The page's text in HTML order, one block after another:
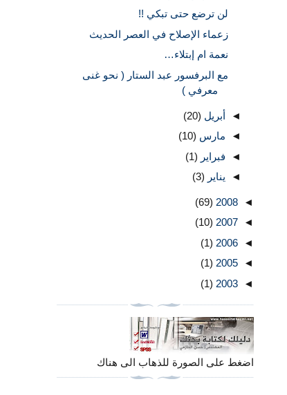
لن ترضع حتى تبكي !!
زعماء الإصلاح في العصر الحديث
نعمة ام إبتلاء…
مع البرفسور عبد الستار ( نحو غنى
معرفي )
◄ أبريل (20)
◄ مارس (10)
◄ فبراير (1)
◄ يناير (3)
◄
2008
(69)
◄
2007
(10)
◄
2006
(1)
◄
2005
(1)
◄
2003
(1)
اضغط على الصورة للذهاب الى هناك